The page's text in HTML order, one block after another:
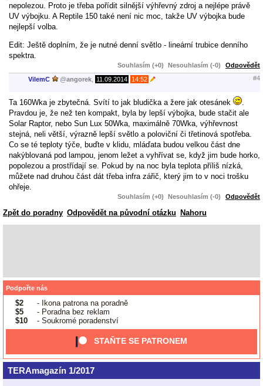
nepolezou. Proto je třeba pořídit silnější výhřevný zdroj a nejlépe právě
UV výbojku. A Reptile 150 také není nic moc, takže UV výbojka bude
nejlepší volba.
Edit: Ještě doplním, že je nutné denní světlo - lineární trubice denního
spektra.
Souhlasím (+0) Nesouhlasím (-0) Odpovědět
VilemC @angorek 11.09.2014 14:52 #4
Ta 160Wka je zbytečná. Svítí to jak bludička a žere jak otesánek
Pravdou je, že než ten kompakt, byla by lepší výbojka, bude stačit ale
Solar Raptor, nebo Sun Lux 50Wka, maximálně 70Wka, výhřevnost
stejná, neli větší, výrazně lepší světlo a poloviční či třetinová spotřeba.
Co se té teploty týče, buďte v klidu, mláďata budou velkou část dne
nakýblovaná pod lampou, jenom ležet a vyhřívat se, když jim bude horko,
popolezou a prostřídají se. Pokud by na noc byla teplota příliš nízká,
můžete nad druhou část dát třeba infra zářič, který jim to v noci trošku
ohřeje.
Souhlasím (+0) Nesouhlasím (-0) Odpovědět
Zpět do poradny Odpovědět na původní otázku Nahoru
Podpořte nás
$2
- Ikona patrona na poradně
$5
- Poradna bez reklam
$10
- Soukromé poradenství
STAŇTE SE PATRONEM
TERAmagazín 1/2017